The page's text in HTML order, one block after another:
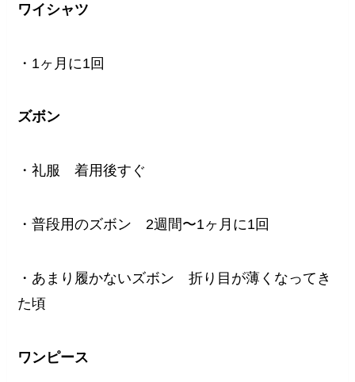
ワイシャツ
・1ヶ月に1回
ズボン
・礼服 着用後すぐ
・普段用のズボン 2週間〜1ヶ月に1回
・あまり履かないズボン 折り目が薄くなってき
た頃
ワンピース